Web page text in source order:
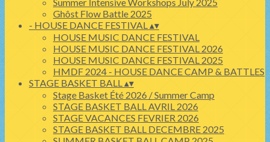
Ghôst Flow Battle 2025
- HOUSE DANCE FESTIVAL▴▾
HOUSE MUSIC DANCE FESTIVAL
HOUSE MUSIC DANCE FESTIVAL 2026
HOUSE MUSIC DANCE FESTIVAL 2025
HMDF 2024 - HOUSE DANCE CAMP & BATTLES
STAGE BASKET BALL▴▾
Stage Basket Été 2026 / Summer Camp
STAGE BASKET BALL AVRIL 2026
STAGE VACANCES FEVRIER 2026
STAGE BASKET BALL DECEMBRE 2025